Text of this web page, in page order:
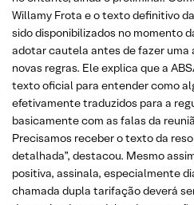
Willamy Frota e o texto definitivo
sido disponibilizados no momento
adotar cautela antes de fazer uma
novas regras. Ele explica que a
texto oficial para entender como
efetivamente traduzidos para a
basicamente com as falas da
Precisamos receber o texto da
detalhada”, destacou. Mesmo
positiva, assinala, especialmente
chamada dupla tarifação deverá